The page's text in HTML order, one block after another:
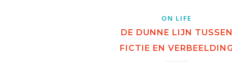
ON LIFE
DE DUNNE LIJN TUSSEN
FICTIE EN VERBEELDING